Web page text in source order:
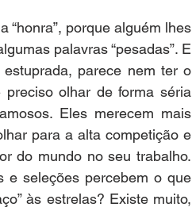
“honra”, porque alguém lhes
palavras “pesadas”. E
parece nem ter o
olhar de forma séria
Eles merecem mais
para a alta competição e
do mundo no seu trabalho.
e seleções percebem o que
às estrelas? Existe muito,